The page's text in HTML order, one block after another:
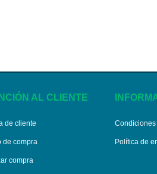
AL CLIENTE
de cliente
de compra
compra
Política de